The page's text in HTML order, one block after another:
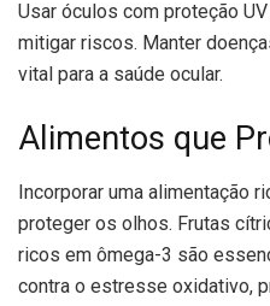
Usar óculos com proteção
mitigar riscos. Manter
vital para a saúde ocular.
Alimentos que
Incorporar uma alimentação
proteger os olhos. Frutas
ricos em ômega-3 são
contra o estresse oxidativo,